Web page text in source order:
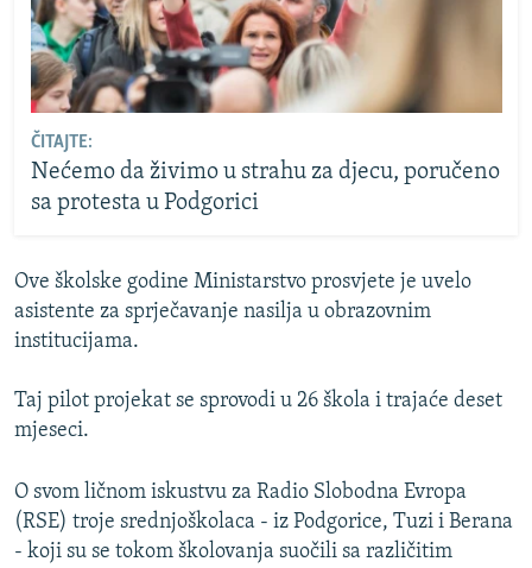
ČITAJTE:
Nećemo da živimo u strahu za djecu, poručeno
sa protesta u Podgorici
Ove školske godine Ministarstvo prosvjete je uvelo
asistente za sprječavanje nasilja u obrazovnim
institucijama.
Taj pilot projekat se sprovodi u 26 škola i trajaće deset
mjeseci.
O svom ličnom iskustvu za Radio Slobodna Evropa
(RSE) troje srednjoškolaca - iz Podgorice, Tuzi i Berana
- koji su se tokom školovanja suočili sa različitim